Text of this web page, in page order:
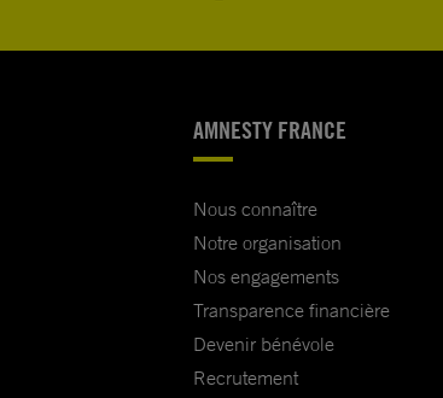
AMNESTY FRANCE
Nous connaître
Notre organisation
Nos engagements
Transparence financière
Devenir bénévole
Recrutement